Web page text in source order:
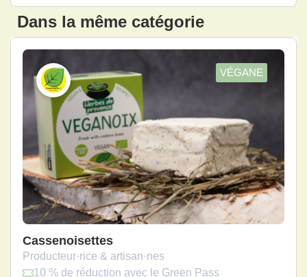
Dans la même catégorie
VÉGANE
Cassenoisettes
Producteur·rice & artisan·nes
10 % de réduction avec le Green Pass